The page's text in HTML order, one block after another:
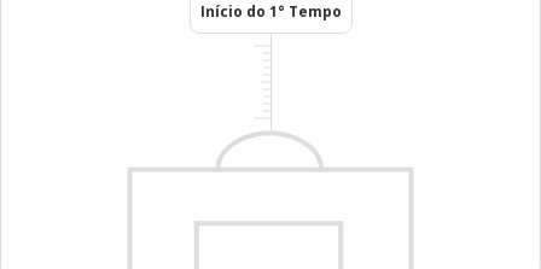
Início do 1° Tempo